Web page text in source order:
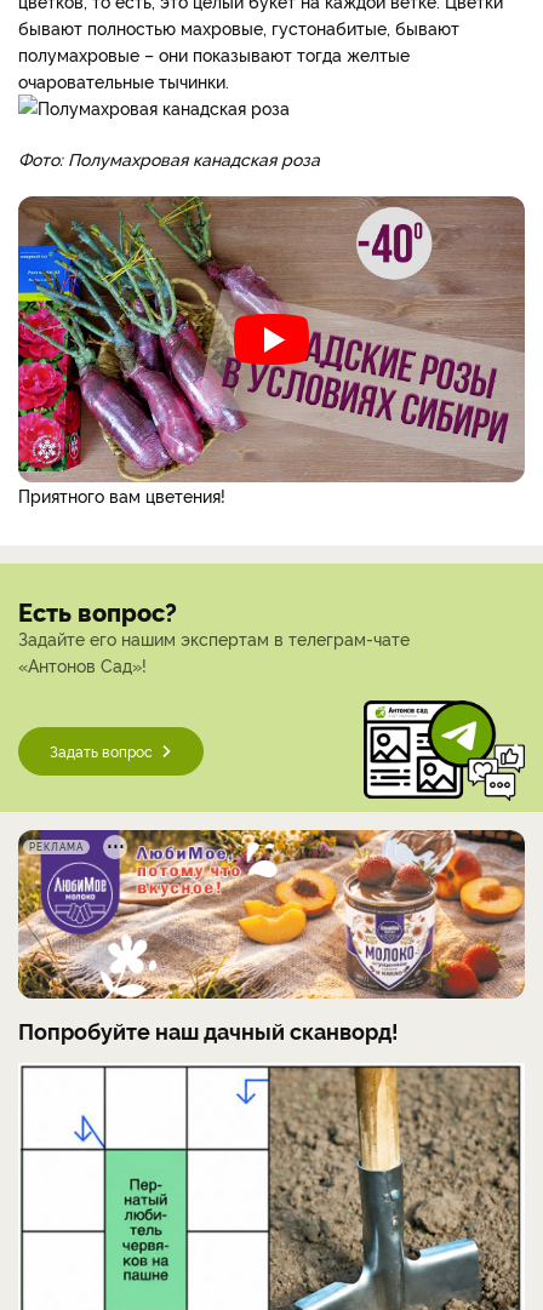
бывают полностью махровые, густонабитые, бывают
полумахровые – они показывают тогда желтые
очаровательные тычинки.
Фото: Полумахровая канадская роза
Приятного вам цветения!
Есть вопрос?
Задайте его нашим экспертам в телеграм-чате
«Антонов Сад»!
Задать вопрос
РЕКЛАМА
Попробуйте наш дачный сканворд!